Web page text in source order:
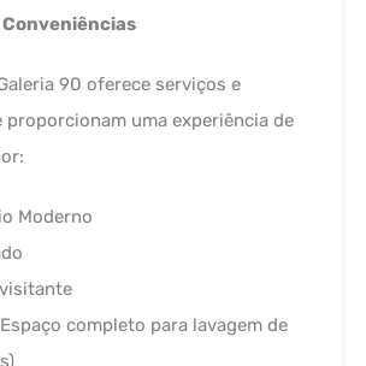
90 oferece serviços e
proporcionam uma experiência de
Moderno
completo para lavagem de